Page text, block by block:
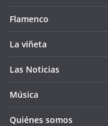
Flamenco
La viñeta
Las Noticias
Música
Quiénes somos